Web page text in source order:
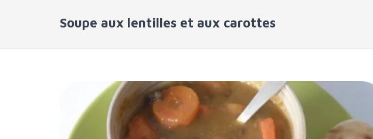
Soupe aux lentilles et aux carottes